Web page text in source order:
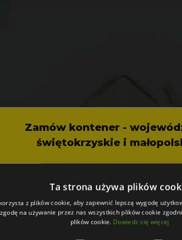
Ta strona używa plików
z plików cookie, aby zapewnić lepszą wygodę
na używanie przez nas wszystkich plików cookie
plików cookie. Dowiedz się więcej
Zamów kontener -
świętokrzyskie i